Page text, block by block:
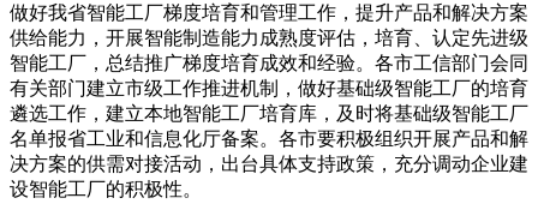
做好我省智能工厂梯度培育和管理工作，提升产品和解决方案
供给能力，开展智能制造能力成熟度评估，培育、认定先进级
智能工厂，总结推广梯度培育成效和经验。各市工信部门会同
有关部门建立市级工作推进机制，做好基础级智能工厂的培育
遴选工作，建立本地智能工厂培育库，及时将基础级智能工厂
名单报省工业和信息化厅备案。各市要积极组织开展产品和解
决方案的供需对接活动，出台具体支持政策，充分调动企业建
设智能工厂的积极性。